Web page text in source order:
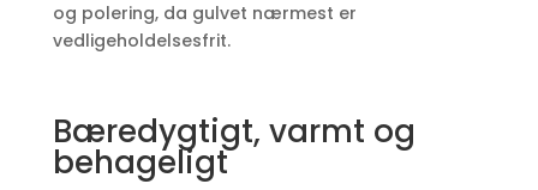
og polering, da gulvet nærmest er
vedligeholdelsesfrit.
Bæredygtigt, varmt og
behageligt